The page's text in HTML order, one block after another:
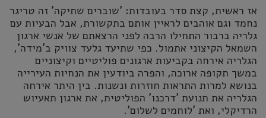
אז ראשית, קצת סדר בעובדות: 'שוברים שתיקה' זה טריגר
נחמד וגם אוהבים לראיין אותם בתקשורת, אבל הבעיות עם
גלריה ברבור התחילו הרבה לפני הרצאתם של אנשי ארגון
השמאל הקיצוני אתמול. כפי שתיעד גלעד צוויק ב'מידה',
הגלריה אירחה בקביעות ארגונים פוליטיים וקיצוניים
במשך תקופה ארוכה, והפרה ביודעין את הנחיות העירייה
בנושא למרות התראות חוזרות ונשנות. בין היתר אירחה
הגלריה את תנועת 'דרכנו' הפוליטית, את ארגון תאעיוש
הרדיקלי, ואת 'לוחמים לשלום'.